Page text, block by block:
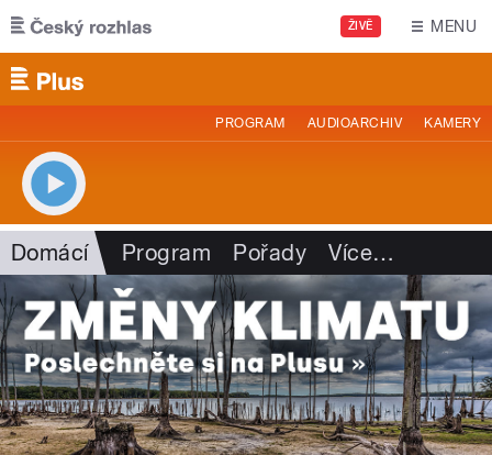
Přejít k hlavnímu obsahu
ŽIVĚ MENU
PROGRAM AUDIOARCHIV KAMERY
Domácí Program Pořady Více…